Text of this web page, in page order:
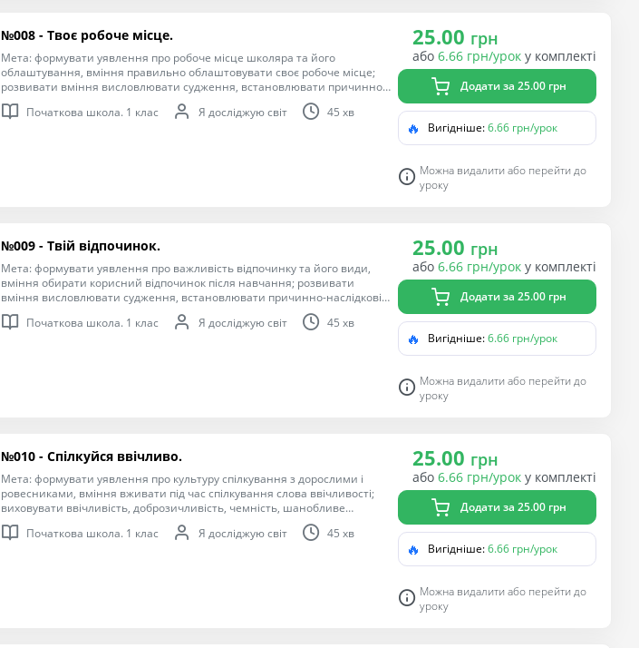
№008 - Твоє робоче місце.
Мета: формувати уявлення про робоче місце школяра та його
облаштування, вміння правильно облаштовувати своє робоче місце;
розвивати вміння висловлювати судження, встановлювати причинно-
наслідкові зв’язки, формулювати висновки; виховувати
відповідальність за своє здоров’я, охайність.
Початкова школа. 1 клас Я досліджую світ 45 хв
25.00 грн
або 6.66 грн/урок у комплекті
Додати за 25.00 грн
🔥 Вигідніше:6.66 грн/урок
Можна видалити або перейти до
уроку
№009 - Твій відпочинок.
Мета: формувати уявлення про важливість відпочинку та його види,
вміння обирати корисний відпочинок після навчання; розвивати
вміння висловлювати судження, встановлювати причинно-наслідкові
зв’язки, формулювати висновки; виховувати відповідальність за своє
здоров’я.Початкова школа. 1 клас Я досліджую світ 45 хв
25.00 грн
або 6.66 грн/урок у комплекті
Додати за 25.00 грн
🔥 Вигідніше:6.66 грн/урок
Можна видалити або перейти до
уроку
№010 - Спілкуйся ввічливо.
Мета: формувати уявлення про культуру спілкування з дорослими і
ровесниками, вміння вживати під час спілкування слова ввічливості;
виховувати ввічливість, доброзичливість, чемність, шанобливе
ставлення до старших, повагу до ровесників, манери культурної
поведінки.
Початкова школа. 1 клас Я досліджую світ 45 хв
25.00 грн
або 6.66 грн/урок у комплекті
Додати за 25.00 грн
🔥 Вигідніше:6.66 грн/урок
Можна видалити або перейти до
уроку